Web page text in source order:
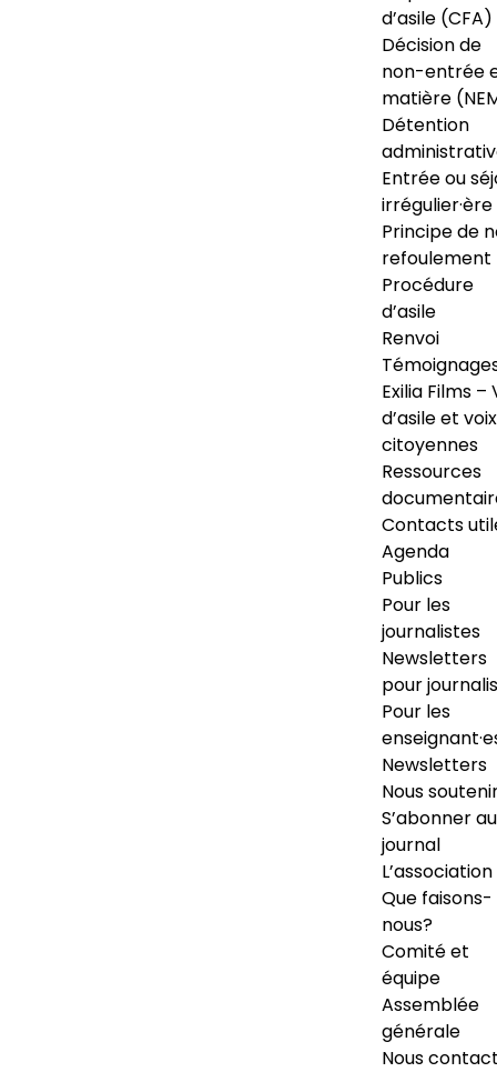
d’asile (CFA)
Décision de
non-entrée
matière
Détention
Entrée ou
irrégulier·ère
Principe de
refoulement
Procédure
d’asile
Renvoi
Exilia Films –
d’asile et voix
citoyennes
Ressources
Contacts
Agenda
Publics
Pour les
journalistes
Newsletters
pour
Pour les
Newsletters
Nous
S’abonner au
journal
L’association
Que faisons-
nous?
Comité et
équipe
Assemblée
générale
Nous